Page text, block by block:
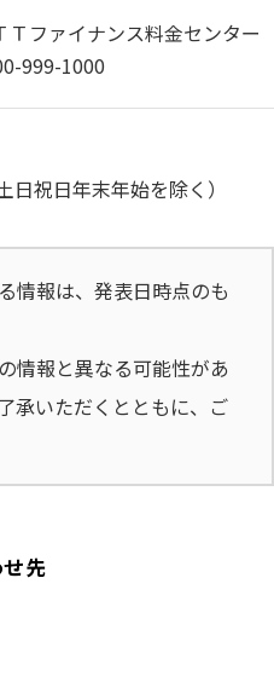
Ｔファイナンス料金センター
999-1000
祝日年末年始を除く）
情報は、発表日時点のも
情報と異なる可能性があ
承いただくとともに、ご
先